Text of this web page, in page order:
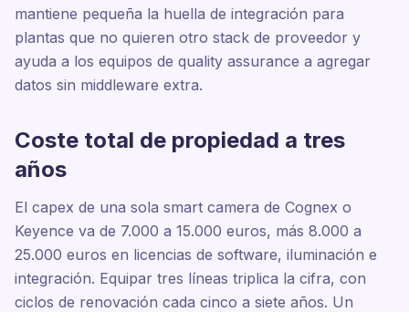
mantiene pequeña la huella de integración para
plantas que no quieren otro stack de proveedor y
ayuda a los equipos de quality assurance a agregar
datos sin middleware extra.
Coste total de propiedad a tres
años
El capex de una sola smart camera de Cognex o
Keyence va de 7.000 a 15.000 euros, más 8.000 a
25.000 euros en licencias de software, iluminación e
integración. Equipar tres líneas triplica la cifra, con
ciclos de renovación cada cinco a siete años. Un